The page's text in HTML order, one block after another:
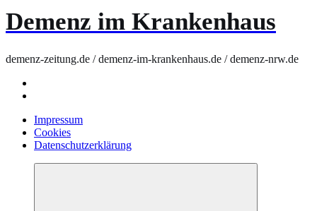
Demenz im Krankenhaus
demenz-zeitung.de / demenz-im-krankenhaus.de / demenz-nrw.de
Impressum
Cookies
Datenschutzerklärung